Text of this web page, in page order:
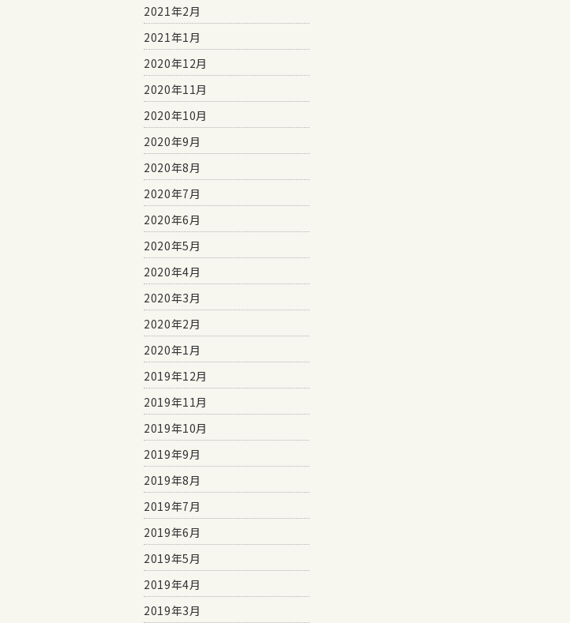
2021年2月
2021年1月
2020年12月
2020年11月
2020年10月
2020年9月
2020年8月
2020年7月
2020年6月
2020年5月
2020年4月
2020年3月
2020年2月
2020年1月
2019年12月
2019年11月
2019年10月
2019年9月
2019年8月
2019年7月
2019年6月
2019年5月
2019年4月
2019年3月